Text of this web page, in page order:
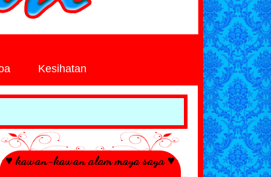
Kesihatan
♥ kawan-kawan alam maya saya ♥